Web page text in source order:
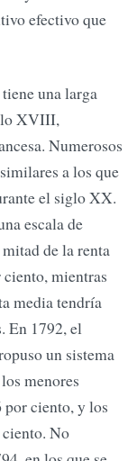
efectivo que
una larga
XVIII,
Numerosos
a los que
el siglo XX.
escala de
de la renta
mientras
media tendría
En 1792, el
un sistema
menores
ciento, y los
No